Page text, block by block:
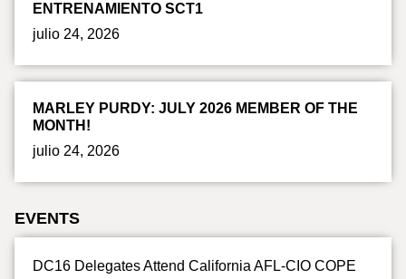
ENTRENAMIENTO SCT1
julio 24, 2026
MARLEY PURDY: JULY 2026 MEMBER OF THE
MONTH!
julio 24, 2026
EVENTS
DC16 Delegates Attend California AFL-CIO COPE